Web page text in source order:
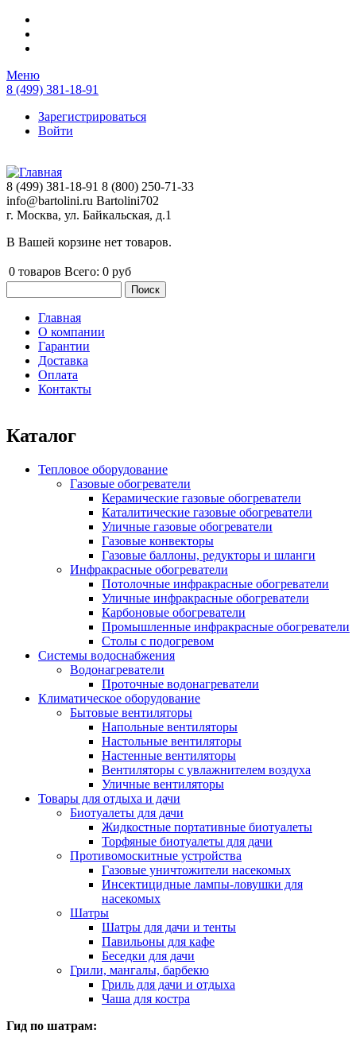
Перейти к основному содержанию
Меню
8 (499) 381-18-91
Зарегистрироваться
Войти
8 (499) 381-18-91 8 (800) 250-71-33
info@bartolini.ru Bartolini702
г. Москва, ул. Байкальская, д.1
В Вашей корзине нет товаров.
0 товаров Всего: 0 руб
Главное меню
Главная
О компании
Гарантии
Доставка
Оплата
Контакты
Каталог
Тепловое оборудование
Газовые обогреватели
Керамические газовые обогреватели
Каталитические газовые обогреватели
Уличные газовые обогреватели
Газовые конвекторы
Газовые баллоны, редукторы и шланги
Инфракрасные обогреватели
Потолочные инфракрасные обогреватели
Уличные инфракрасные обогреватели
Карбоновые обогреватели
Промышленные инфракрасные обогреватели
Столы с подогревом
Системы водоснабжения
Водонагреватели
Проточные водонагреватели
Климатическое оборудование
Бытовые вентиляторы
Напольные вентиляторы
Настольные вентиляторы
Настенные вентиляторы
Вентиляторы с увлажнителем воздуха
Уличные вентиляторы
Товары для отдыха и дачи
Биотуалеты для дачи
Жидкостные портативные биотуалеты
Торфяные биотуалеты для дачи
Противомоскитные устройства
Газовые уничтожители насекомых
Инсектицидные лампы-ловушки для
насекомых
Шатры
Шатры для дачи и тенты
Павильоны для кафе
Беседки для дачи
Грили, мангалы, барбекю
Гриль для дачи и отдыха
Чаша для костра
Гид по шатрам: